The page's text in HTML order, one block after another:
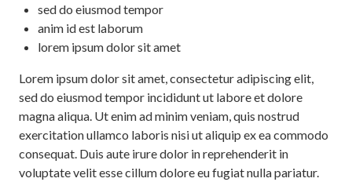
sed do eiusmod tempor
anim id est laborum
lorem ipsum dolor sit amet
Lorem ipsum dolor sit amet, consectetur adipiscing elit,
sed do eiusmod tempor incididunt ut labore et dolore
magna aliqua. Ut enim ad minim veniam, quis nostrud
exercitation ullamco laboris nisi ut aliquip ex ea commodo
consequat. Duis aute irure dolor in reprehenderit in
voluptate velit esse cillum dolore eu fugiat nulla pariatur.